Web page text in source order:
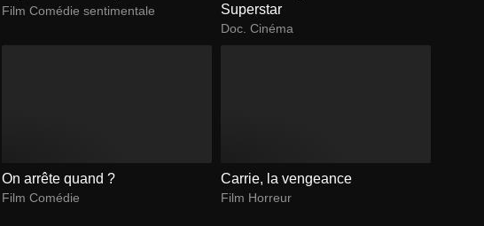
Film Comédie sentimentale
Superstar
Doc. Cinéma
On arrête quand ?
Film Comédie
Carrie, la vengeance
Film Horreur